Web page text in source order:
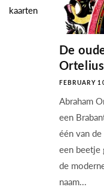
kaarten
De
Ortelius
FEBRUARY
Abraham
een
één van
een beetje
de
naam...